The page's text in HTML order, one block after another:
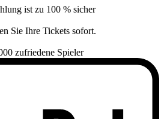
ist zu 100 % sicher
Sie Ihre Tickets sofort.
zufriedene Spieler